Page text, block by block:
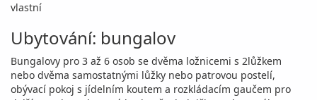
vlastní
Ubytování: bungalov
Bungalovy pro 3 až 6 osob se dvěma ložnicemi s 2lůžkem
nebo dvěma samostatnými lůžky nebo patrovou postelí,
obývací pokoj s jídelním koutem a rozkládacím gaučem pro